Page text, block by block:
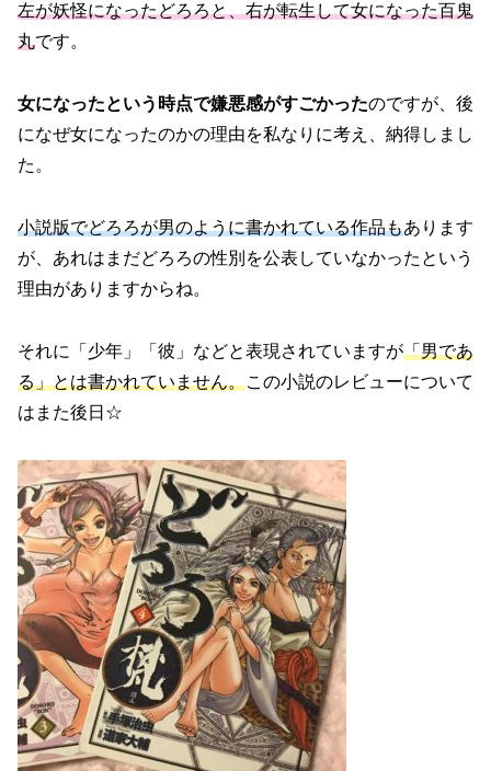
左が妖怪になったどろろと、右が転生して女になった百鬼
丸です。
女になったという時点で嫌悪感がすごかったのですが、後
になぜ女になったのかの理由を私なりに考え、納得しまし
た。
小説版でどろろが男のように書かれている作品もあります
が、あれはまだどろろの性別を公表していなかったという
理由がありますからね。
それに「少年」「彼」などと表現されていますが「男であ
る」とは書かれていません。この小説のレビューについて
はまた後日☆